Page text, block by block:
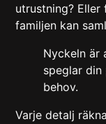
utrustning?
familjen kan
Nyckeln är
speglar din
behov.
Varje detalj